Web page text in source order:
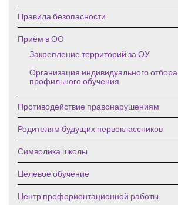
Правила безопасности
Приём в ОО
Закрепление территорий за ОУ
Организация индивидуального
профильного обучения
Противодействие правонарушениям
Родителям будущих первоклассников
Символика школы
Целевое обучение
Центр профориентационной работы